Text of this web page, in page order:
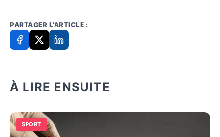
PARTAGER L'ARTICLE :
À LIRE ENSUITE
SPORT